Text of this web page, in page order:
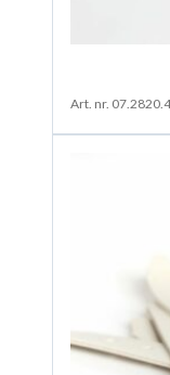
Art. nr.